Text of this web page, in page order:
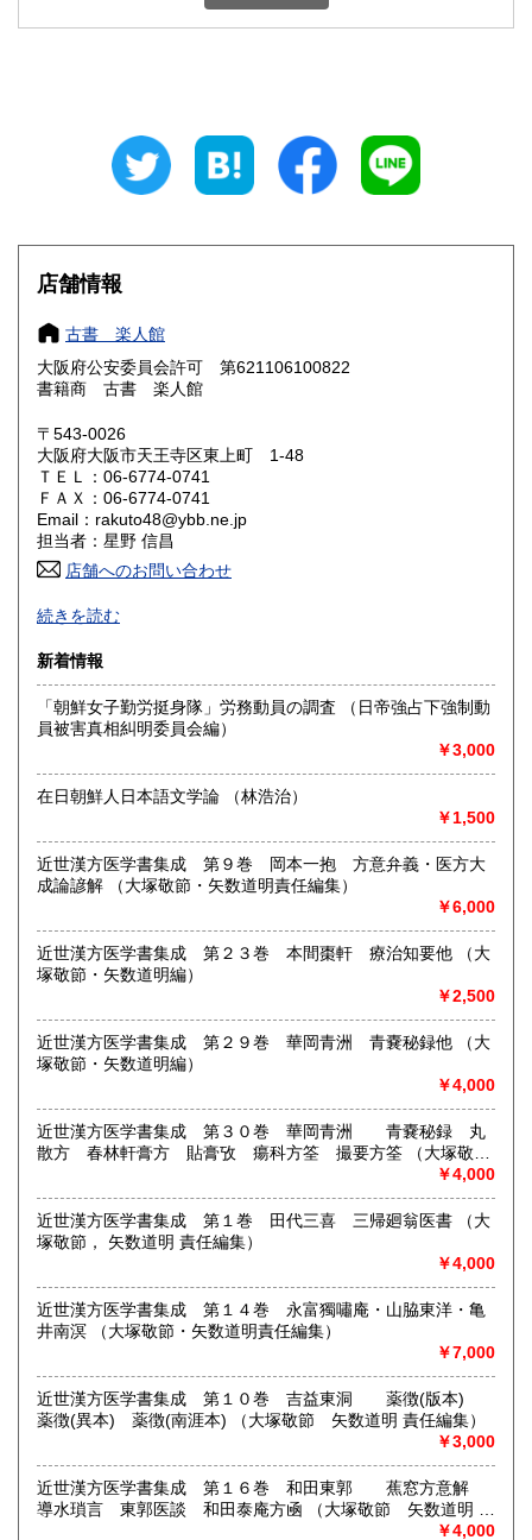
600円 三重県
大阪府
奈良県
鳥取県 600円 島根県
岡山県
山口県 600円
香川県 600円
高知県 600円
佐賀県
熊本県 600円 大分県 600円
宮崎県 600円
沖縄県 1,500円
店舗情報
古書 楽人館
大阪府公安委員会許可 第621106100822
書籍商 古書 楽人館
〒543-0026
大阪府大阪市天王寺区東上町 1-48
ＴＥＬ：06-6774-0741
ＦＡＸ：06-6774-0741
Email：rakuto48@ybb.ne.jp
担当者：星野 信昌
店舗へのお問い合わせ
朝鮮・中国の戦前資料を中心に学術書から一般書まで多数
漢方・鍼灸書,易学、囲碁・将棋本、美術書も多数陳列
沿線名：JR/近鉄/地下鉄
最寄駅：鶴橋駅(南へ3分) JRガード下
営業時間：PM1〜PM7 【年末年始休業期間】 2025年12
月30日(火)～ 2026年1月4日(日) 【営業再開日】 2026年1月5
日(月)より、通常営業いたします。 休業期間中も、「日本の
古本屋」他メールでのご注文は受け付けております。
定休日：定休日 毎週水曜日休みます。
書籍の買取について
買取大歓迎
取り扱い分野
哲学宗教、歴史、社会科学、美術工芸、古典籍、近代文献、
趣味、サブカルチャー、古書一般（その他）
続きを読む
新着情報
「朝鮮女子勤労挺身隊」労務動員の調査 （日帝強占下強制動
員被害真相糾明委員会編）
￥3,000
在日朝鮮人日本語文学論 （林浩治）
￥1,500
近世漢方医学書集成 第９巻 岡本一抱 方意弁義・医方大
成論諺解 （大塚敬節・矢数道明責任編集）
￥6,000
近世漢方医学書集成 第２３巻 本間棗軒 療治知要他 （大
塚敬節・矢数道明編）
￥2,500
近世漢方医学書集成 第２９巻 華岡青洲 青嚢秘録他 （大
塚敬節・矢数道明編）
￥4,000
近世漢方医学書集成 第３０巻 華岡青洲 青嚢秘録 丸
散方 春林軒膏方 貼膏攷 瘍科方筌 撮要方筌 （大塚敬
￥4,000
近世漢方医学書集成 第１巻 田代三喜 三帰廻翁医書 （大
塚敬節， 矢数道明 責任編集）
￥4,000
近世漢方医学書集成 第１４巻 永富獨嘯庵・山脇東洋・亀
井南溟 （大塚敬節・矢数道明責任編集）
￥7,000
近世漢方医学書集成 第１０巻 吉益東洞 薬徴(版本)
薬徴(異本) 薬徴(南涯本) （大塚敬節 矢数道明 責任編集）
￥3,000
近世漢方医学書集成 第１６巻 和田東郭 蕉窓方意解
導水瑣言 東郭医談 和田泰庵方凾 （大塚敬節 矢数道明 責
￥4,000